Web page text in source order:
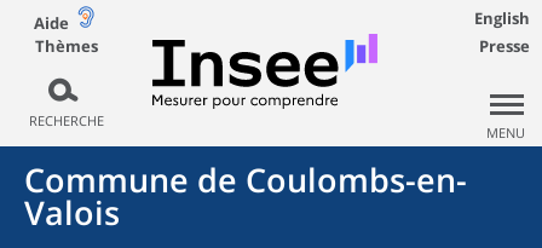
Aide
Thèmes
RECHERCHE
English
Presse
MENU
Commune de Coulombs-en-
Valois